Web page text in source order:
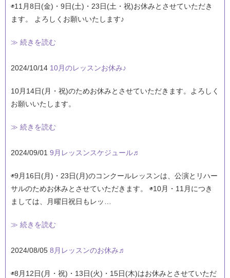
◉11月8日(金)・9日(土)・23日(土・祝)お休みとさせていただき
ます。 よろしくお願いいたします♪
≫ 続きを読む
2024/10/14 10月のレッスンお休み♪
10月14日(月・祝)のためお休みとさせていただきます。よろしく
お願いいたします。
≫ 続きを読む
2024/09/01 9月レッスンスケジュール♬
◉9月16日(月)・23日(月)のコンクールレッスンは、公演とリハー
サルのためお休みとさせていただきます。 ◉10月・11月につき
ましては、月曜日祝日もレッ…
≫ 続きを読む
2024/08/05 8月レッスンのお休み♬
◉8月12日(月・祝)・13日(火)・15日(木)はお休みとさせていただ